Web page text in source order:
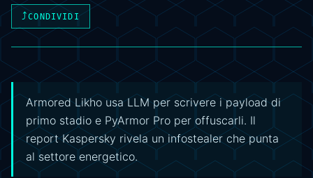
⤴CONDIVIDI
Armored Likho usa LLM per scrivere i payload di
primo stadio e PyArmor Pro per offuscarli. Il
report Kaspersky rivela un infostealer che punta
al settore energetico.